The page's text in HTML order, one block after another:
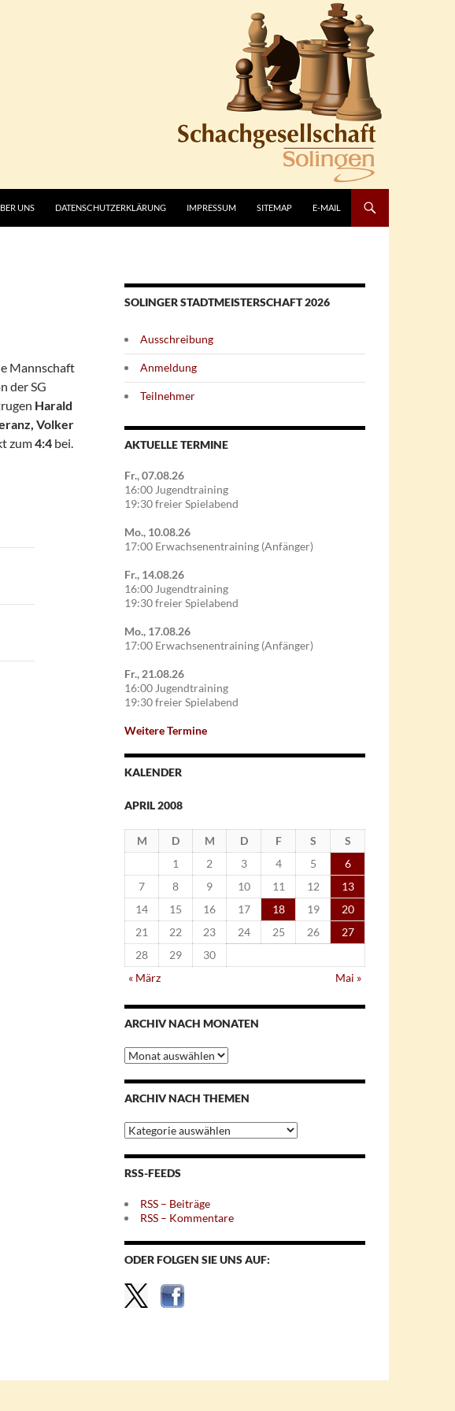
UNS DATENSCHUTZERKLÄRUNG IMPRESSUM SITEMAP E-MAIL
Mannschaft
der SG
Harald
Volker
zum4:4 bei.
SOLINGER STADTMEISTERSCHAFT 2026
Ausschreibung
Anmeldung
Teilnehmer
AKTUELLE TERMINE
Fr., 07.08.26
16:00 Jugendtraining
19:30 freier Spielabend
Mo., 10.08.26
17:00 Erwachsenentraining (Anfänger)
Fr., 14.08.26
16:00 Jugendtraining
19:30 freier Spielabend
Mo., 17.08.26
17:00 Erwachsenentraining (Anfänger)
Fr., 21.08.26
16:00 Jugendtraining
19:30 freier Spielabend
Weitere Termine
KALENDER
APRIL 2008
M D M D F S
S
1
2 3 4 5
6
7
8 9 10 11 12
13
14
15 16 17 18 19
20
21
22 23 24 25 26
27
28
29
30
« März
Mai »
ARCHIV NACH MONATEN
Archiv
nach
Monaten
ARCHIV NACH THEMEN
Archiv
nach
Themen
RSS-FEEDS
RSS – Beiträge
RSS – Kommentare
ODER FOLGEN SIE UNS AUF: